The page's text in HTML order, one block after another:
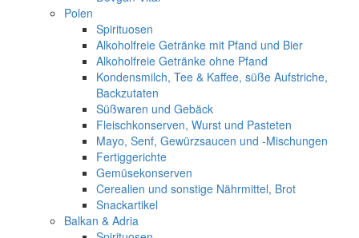
Polen
Spirituosen
Alkoholfreie Getränke mit Pfand und Bier
Alkoholfreie Getränke ohne Pfand
Kondensmilch, Tee & Kaffee, süße Aufstriche,
Backzutaten
Süßwaren und Gebäck
Fleischkonserven, Wurst und Pasteten
Mayo, Senf, Gewürzsaucen und -Mischungen
Fertiggerichte
Gemüsekonserven
Cerealien und sonstige Nährmittel, Brot
Snackartikel
Balkan & Adria